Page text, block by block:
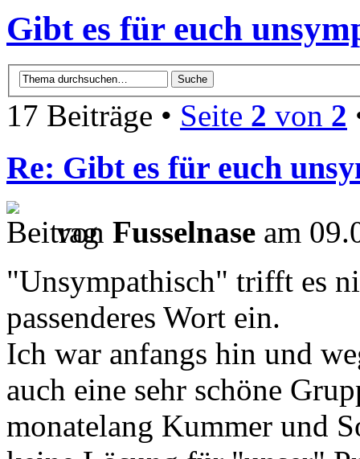
Gibt es für euch
17 Beiträge • Seite 2 von 2
Re: Gibt es für euch
von Fusselnase am
"Unsympathisch" trifft es
passenderes Wort ein.
Ich war anfangs hin und
auch eine sehr schöne
monatelang Kummer und